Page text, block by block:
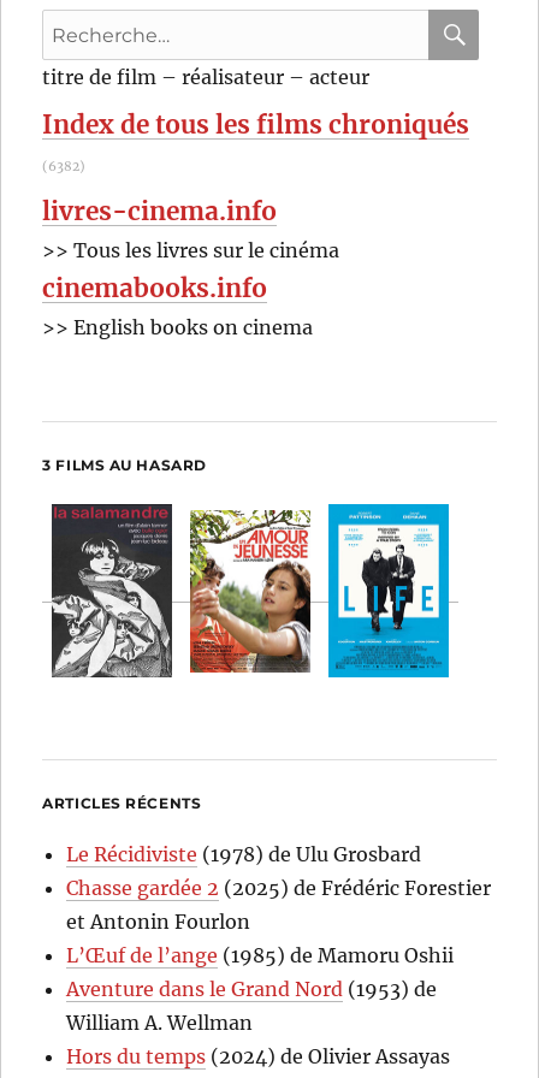
Recherche
pour
titre de film – réalisateur – acteur
Index de tous les films chroniqués
(6382)
livres-cinema.info
>> Tous les livres sur le cinéma
cinemabooks.info
>> English books on cinema
3 FILMS AU HASARD
ARTICLES RÉCENTS
Le Récidiviste (1978) de Ulu Grosbard
Chasse gardée 2 (2025) de Frédéric Forestier
et Antonin Fourlon
L’Œuf de l’ange (1985) de Mamoru Oshii
Aventure dans le Grand Nord (1953) de
William A. Wellman
Hors du temps (2024) de Olivier Assayas